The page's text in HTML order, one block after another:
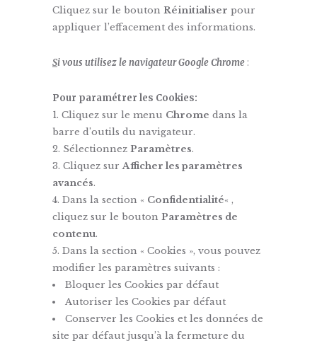
Cliquez sur le bouton Réinitialiser pour
appliquer l’effacement des informations.
Si vous utilisez le navigateur Google Chrome :
Pour paramétrer les Cookies:
Cliquez sur le menu Chrome dans la
barre d’outils du navigateur.
Sélectionnez Paramètres.
Cliquez surAfficher les paramètres
avancés.
Dans la section « Confidentialité« ,
cliquez sur le bouton Paramètres de
contenu.
Dans la section « Cookies », vous pouvez
modifier les paramètres suivants :
Bloquer les Cookies par défaut
Autoriser les Cookies par défaut
Conserver les Cookies et les données de
site par défaut jusqu’à la fermeture du